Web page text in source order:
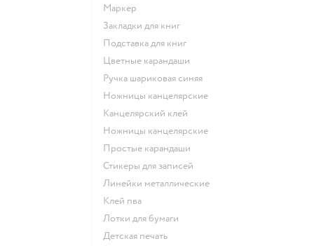
Маркер
Закладки для книг
Подставка для книг
Цветные карандаши
Ручка шариковая синяя
Ножницы канцелярские
Канцелярский клей
Ножницы канцелярские
Простые карандаши
Стикеры для записей
Линейки металлические
Клей пва
Лотки для бумаги
Детская печать